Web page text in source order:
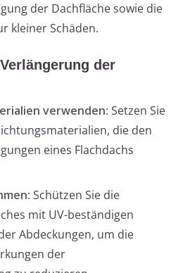
der Dachfläche sowie die
kleiner Schäden.
der
verwenden: Setzen Sie
die den
eines Flachdachs
: Schützen Sie die
mit UV-beständigen
Abdeckungen, um die
der